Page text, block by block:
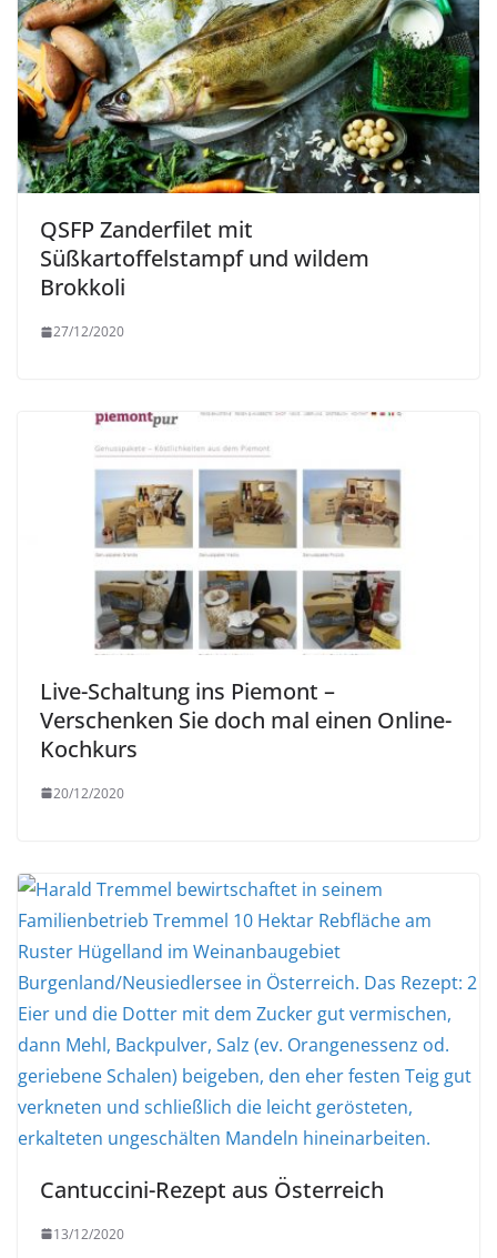
QSFP Zanderfilet mit
Süßkartoffelstampf und wildem
Brokkoli
27/12/2020
Live-Schaltung ins Piemont –
Verschenken Sie doch mal einen Online-
Kochkurs
20/12/2020
Cantuccini-Rezept aus Österreich
13/12/2020